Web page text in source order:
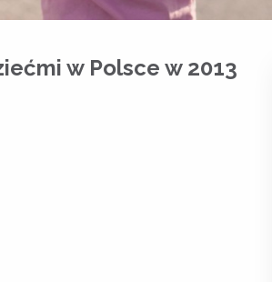
w Polsce w 2013